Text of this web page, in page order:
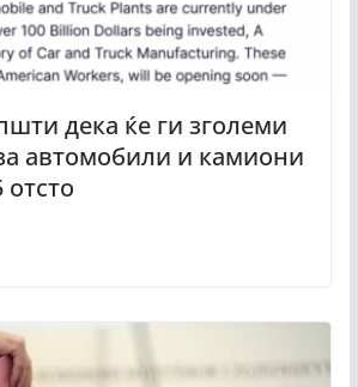
дека ќе ги зголеми
автомобили и камиони